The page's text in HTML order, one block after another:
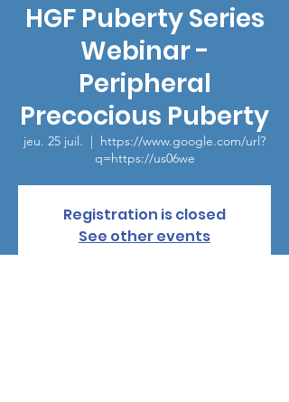
HGF Puberty Series
Webinar -
Peripheral
Precocious Puberty
jeu. 25 juil.
  |
https://www.google.com/url?
q=https://us06we
Registration is closed
See other events